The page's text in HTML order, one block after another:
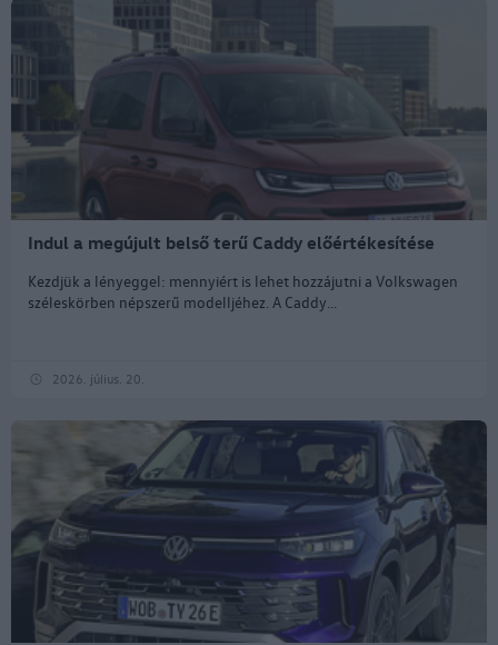
Indul a megújult belső terű Caddy előértékesítése
Kezdjük a lényeggel: mennyiért is lehet hozzájutni a Volkswagen
széleskörben népszerű modelljéhez. A Caddy...
2026. július. 20.